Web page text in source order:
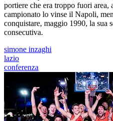
portiere che era troppo fuori area,
campionato lo vinse il Napoli,
conquistare, maggio 1990, la sua
consecutiva.
simone inzaghi
lazio
conferenza